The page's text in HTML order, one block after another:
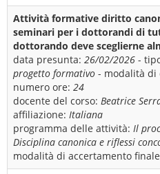
Attività formative diritto
seminari per i dottorandi di
dottorando deve sceglierne
data presunta: 26/02/2026 -
progetto formativo - modalità di
numero ore: 24
docente del corso: Beatrice
affiliazione: Italiana
programma delle attività: Il
Disciplina canonica e riflessi
modalità di accertamento